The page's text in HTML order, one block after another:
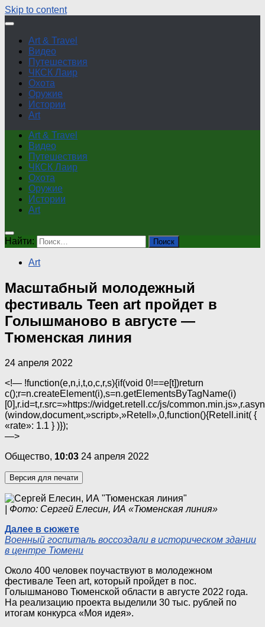
Skip to content
Art & Travel
Видео
Путешествия
ЧКСК Лаир
Охота
Оружие
Истории
Art
Art & Travel
Видео
Путешествия
ЧКСК Лаир
Охота
Оружие
Истории
Art
Найти:
Art
Масштабный молодежный
фестиваль Teen art пройдет в
Голышманово в августе —
Тюменская линия
24 апреля 2022
<!— !function(e,n,i,t,o,c,r,s){if(void 0!==e[t])return
c();r=n.createElement(i),s=n.getElementsByTagName(i)
[0],r.id=t,r.src=»https://widget.retell.cc/js/
(window,document,»script»,»Retell»,0,function(){Retell.init( {
«rate»: 1.1 } )});
—>
Общество, 10:03 24 апреля 2022
Версия для печати
| Фото: Сергей Елесин, ИА «Тюменская линия»
Далее в сюжете
Военный госпиталь воссоздали в историческом здании
в центре Тюмени
Около 400 человек поучаствуют в молодежном
фестивале Teen art, который пройдет в пос.
Голышманово Тюменской области в августе 2022 года.
На реализацию проекта выделили 30 тыс. рублей по
итогам конкурса «Моя идея».